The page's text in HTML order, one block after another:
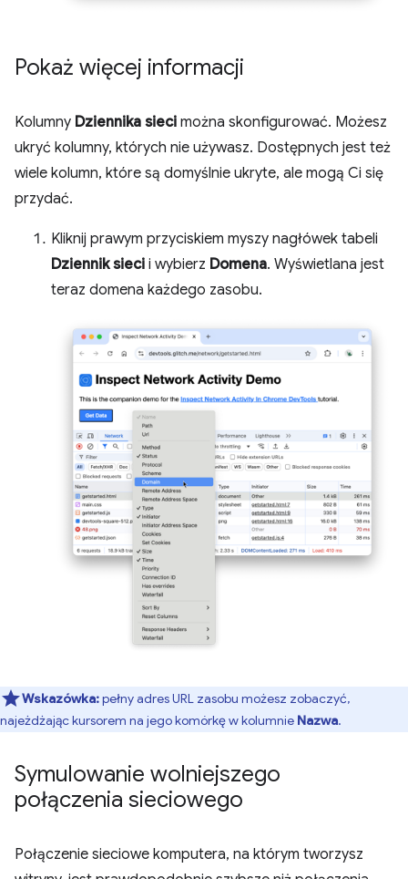
Pokaż więcej informacji
Kolumny Dziennika sieci można skonfigurować. Możesz
ukryć kolumny, których nie używasz. Dostępnych jest też
wiele kolumn, które są domyślnie ukryte, ale mogą Ci się
przydać.
Kliknij prawym przyciskiem myszy nagłówek tabeli
Dziennik sieci i wybierz Domena. Wyświetlana jest
teraz domena każdego zasobu.
Wskazówka:pełny adres URL zasobu możesz zobaczyć,
najeżdżając kursorem na jego komórkę w kolumnie Nazwa.
Symulowanie wolniejszego
połączenia sieciowego
Połączenie sieciowe komputera, na którym tworzysz